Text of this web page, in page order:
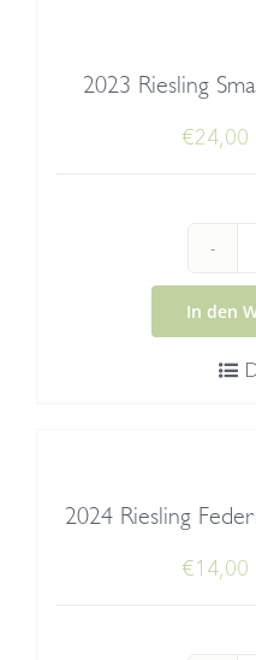
2023 Riesling
€24,00
In den
2024 Riesling
€14,00